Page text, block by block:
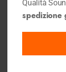
Dove Siamo
Qualità
spedizione